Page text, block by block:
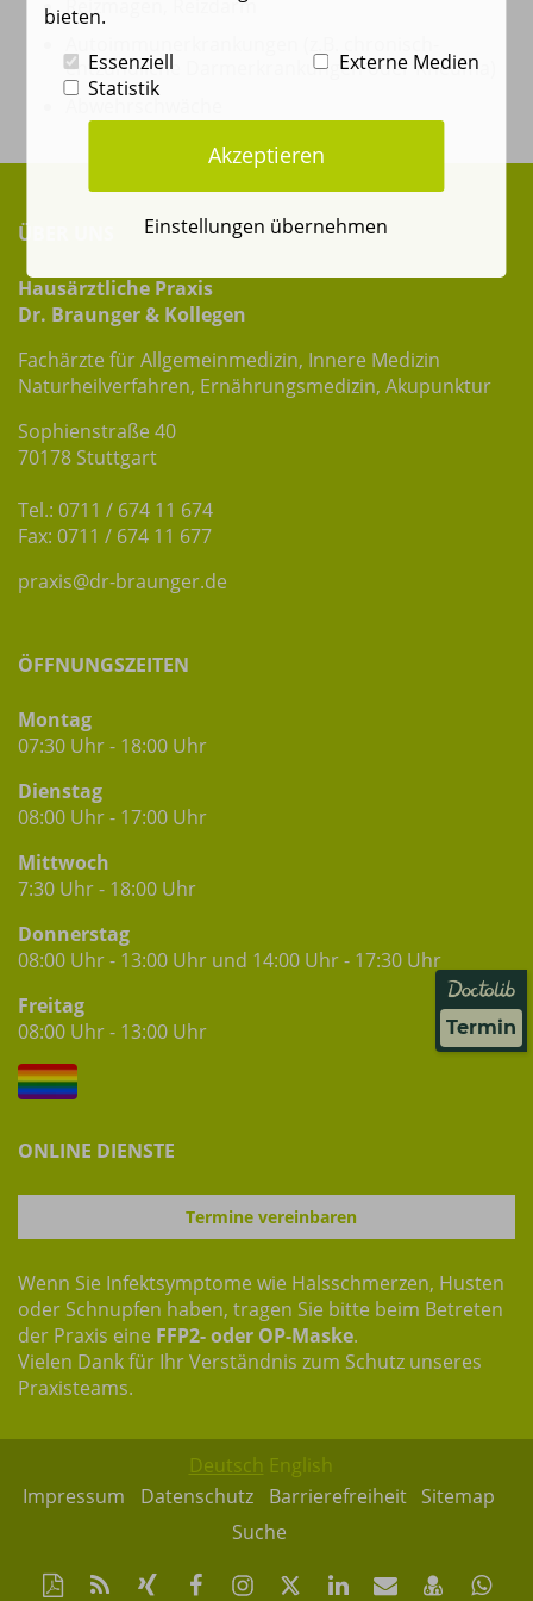
Reizmagen, Reizdarm
entzündliche Darmerkrankungen oder Rheuma)
ÜBER UNS
Hausärztliche Praxis
Dr. Braunger & Kollegen
Fachärzte für Allgemeinmedizin, Innere Medizin
Naturheilverfahren, Ernährungsmedizin, Akupunktur
Sophienstraße 40
70178 Stuttgart
Tel.: 0711 / 674 11 674
Fax: 0711 / 674 11 677
praxis@dr-braunger.de
ÖFFNUNGSZEITEN
Montag
07:30 Uhr - 18:00 Uhr
Dienstag
08:00 Uhr - 17:00 Uhr
Mittwoch
7:30 Uhr - 18:00 Uhr
Donnerstag
08:00 Uhr - 13:00 Uhr und 14:00 Uhr - 17:30 Uhr
Freitag
08:00 Uhr - 13:00 Uhr
ONLINE DIENSTE
Termine vereinbaren
Wenn Sie Infektsymptome wie Halsschmerzen, Husten
oder Schnupfen haben, tragen Sie bitte beim Betreten
der Praxis eine FFP2- oder OP-Maske.
Vielen Dank für Ihr Verständnis zum Schutz unseres
Praxisteams.
Termin
Deutsch English
Impressum
Datenschutz Barrierefreiheit
Sitemap
Suche
Diese
RSS-
Auf
Auf
Instagram-
Auf
Auf
Per
vCard
bieten.
Essenziell
Externe Medien
Statistik
Akzeptieren
Einstellungen übernehmen